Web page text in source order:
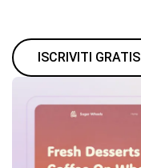
ISCRIVITI GRATIS